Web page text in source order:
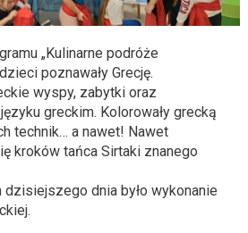
„Kulinarne podróże
poznawały Grecję.
wyspy, zabytki oraz
greckim. Kolorowały grecką
technik… a nawet! Nawet
kroków tańca Sirtaki znanego
dnia było wykonanie